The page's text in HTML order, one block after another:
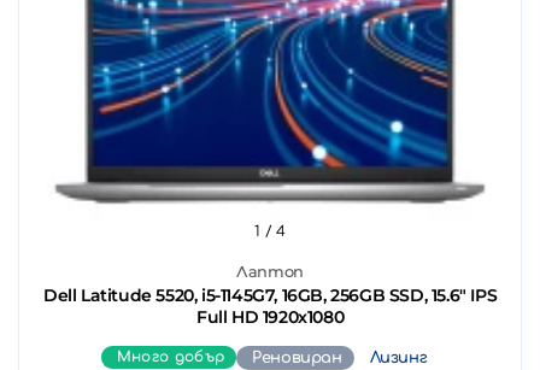
Лаптоп
Dell Latitude 5520, i5-1145G7, 16GB, 256GB SSD, 15.6" IPS
Full HD 1920x1080
1 / 4
Много добър Реновиран Лизинг